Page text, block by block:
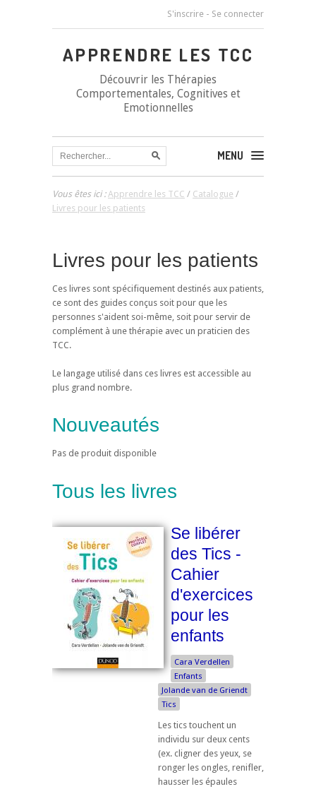
S'inscrire - Se connecter
APPRENDRE LES TCC
Découvrir les Thérapies
Comportementales, Cognitives et
Emotionnelles
MENU
Vous êtes ici :Apprendre les TCC / Catalogue /
Livres pour les patients
Livres pour les patients
Ces livres sont spécifiquement destinés aux patients,
ce sont des guides conçus soit pour que les
personnes s'aident soi-même, soit pour servir de
complément à une thérapie avec un praticien des
TCC.
Le langage utilisé dans ces livres est accessible au
plus grand nombre.
Nouveautés
Pas de produit disponible
Tous les livres
Se libérer
des Tics -
Cahier
d'exercices
pour les
enfants
Cara Verdellen
Enfants
Jolande van de Griendt
Tics
Les tics touchent un
individu sur deux cents
(ex. cligner des yeux, se
ronger les ongles, renifler,
hausser les épaules